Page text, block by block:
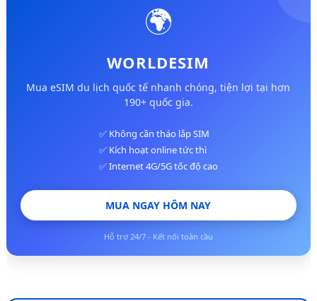
🌍
WORLDESIM
Mua eSIM du lịch quốc tế nhanh chóng, tiện lợi tại hơn
190+ quốc gia.
✅ Không cần tháo lắp SIM
✅ Kích hoạt online tức thì
✅ Internet 4G/5G tốc độ cao
MUA NGAY HÔM NAY
Hỗ trợ 24/7 - Kết nối toàn cầu